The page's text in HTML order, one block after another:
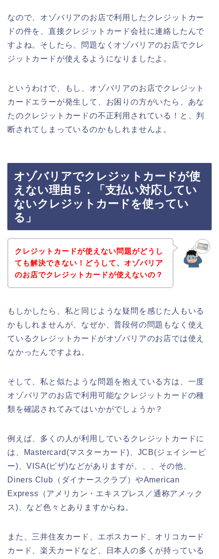
なので、オゾバリアのお店で利用したクレジットカー
ドの件を、直接クレジットカード会社に連絡したんで
すよね。そしたら、問題なくオゾバリアのお店でクレ
ジットカードが使えるようになりましたよ。
というわけで、もし、オゾバリアのお店でクレジット
カードエラーが発生して、お困りの方がいたら、あな
たのクレジットカードの不正利用されている！と、判
断されてしまっているのかもしれませんよ。
オゾバリアでクレジットカードが使
えない理由５．「支払い対応してい
ないクレジットカードを使ってい
る」
クレジットカードが使えない問題がどうし
ても解決できない！どうして、オゾバリア
のお店でクレジットカードが使えないの？
もしかしたら、私と同じような疑問を感じた人もいる
かもしれませんが、なぜか、普段何の問題もなく使え
ているクレジットカードがオゾバリアのお店では使え
なかったんですよね。
そして、私と似たような問題を抱えている方は、一度
オゾバリアのお店で利用可能なクレジットカードの種
類を確認されてみてはいかがでしょうか？
例えば、多くの人が利用しているクレジットカードに
は、Mastercard(マスターカード)、JCB(ジェイシービ
ー)、VISA(ビザ)などがありますが、、、その他、
Diners Club（ダイナースクラブ）やAmerican
Express（アメリカン・エキスプレス／通称アメック
ス)、など色々とありますからね。
また、三井住友カード、エポスカード、オリコカード
カード、楽天カードなど、日本人の多くが持っている